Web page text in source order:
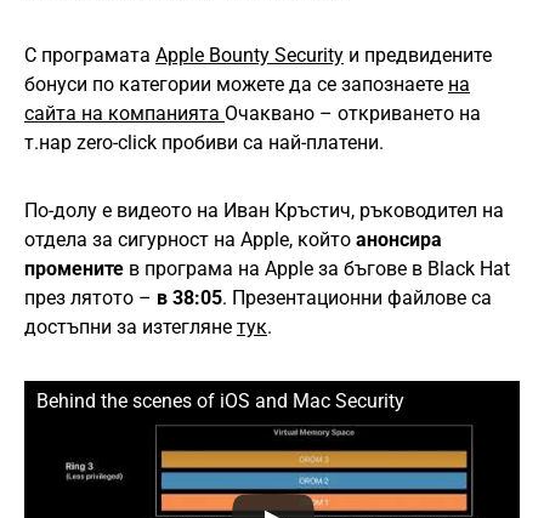
С програмата Apple Bounty Security и предвидените
бонуси по категории можете да се запознаете на
сайта на компанията Очаквано – откриването на
т.нар zero-click пробиви са най-платени.
По-долу е видеото на Иван Кръстич, ръководител на
отдела за сигурност на Apple, който анонсира
промените в програма на Apple за бъгове в Black Hat
през лятото – в 38:05. Презентационни файлове са
достъпни за изтегляне тук.
Behind the scenes of iOS and Mac Security